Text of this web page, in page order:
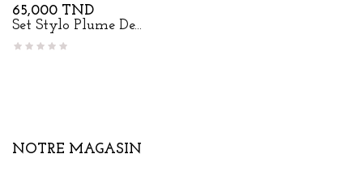
Prix
65,000 TND
Set Stylo Plume De...
NOTRE MAGASIN